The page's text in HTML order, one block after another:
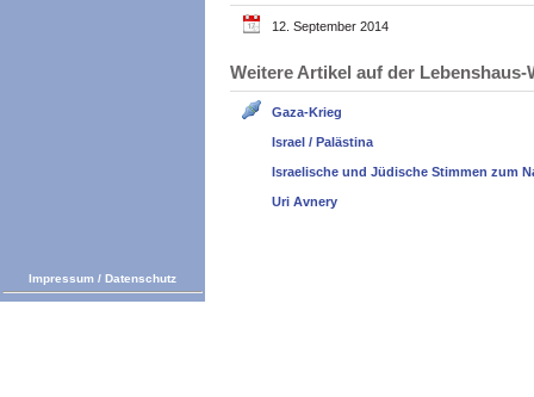
12. September 2014
Weitere Artikel auf der
Gaza-Krieg
Israel / Palästina
Israelische und Jüdische Stimmen zum
Uri Avnery
Impressum / Datenschutz